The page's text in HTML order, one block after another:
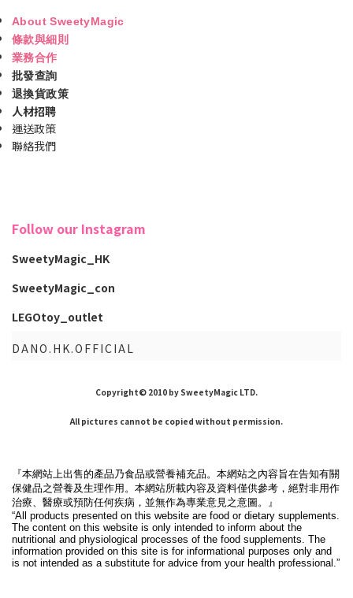
About SweetyMagic
條款與細則
業務合作
批發查詢
退換貨政策
人材招聘
運送政策
聯絡我們
Follow our Instagram
SweetyMagic_HK
SweetyMagic_con
LEGOtoy_outlet
DANO.HK.OFFICIAL
Copyright© 2010 by SweetyMagic LTD.
All pictures cannot be copied without permission.
『本網站上出售的產品乃食品或營養補充品。本網站之內容旨在告知有關
保健品之營養及生理作用。本網站所載內容及資料僅供參考，絕對非用作
治療、醫療或預防任何疾病，並無作為專業意見之意圖。』
“All products presented on this website are food or dietary supplements.
The content on this website is only intended to inform about the
nutritional and physiological processes of the food supplements. The
information provided on this site is for informational purposes only and
is not intended as a substitute for advice from your health professional.”